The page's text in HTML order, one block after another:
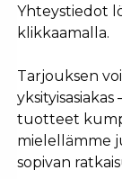
Yhteystiedot
klikkaamalla.
Tarjouksen
yksityisasiakas
tuotteet
mielellämme
sopivan